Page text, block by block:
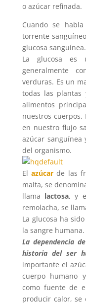
o azúcar refinada.
Cuando se
torrente
glucosa sanguínea.
La glucosa es
generalmente
verduras. Es un
todas las plantas
alimentos
nuestros cuerpos.
en nuestro flujo
azúcar
del organismo.
Elazúcar de las
malta, se
llama lactosa, y
remolacha, se
La glucosa ha
la sangre humana.
La dependencia
historia del ser
importante el
cuerpo humano
como fuente de
producir calor, se